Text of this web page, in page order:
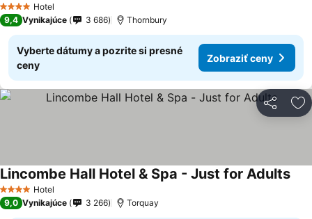
4 Počet hviezdičiek
Hotel
9,4 Vynikajúce 3 686 Thornbury
Vyberte dátumy a pozrite si presné
ceny
Zobraziť ceny
Zdieľať
4 Počet hviezdičiek
Hotel
Lincombe Hall Hotel & Spa - Just for Adults
9,0 Vynikajúce 3 266 Torquay